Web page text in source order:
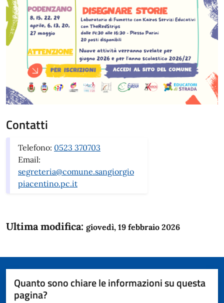
Contatti
Telefono: 0523 370703
Email:
segreteria@comune.sangiorgio
piacentino.pc.it
Ultima modifica: giovedì, 19 febbraio 2026
Quanto sono chiare le informazioni su questa
pagina?